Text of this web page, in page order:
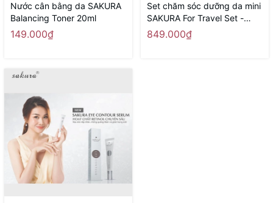
Nước cân bằng da SAKURA
Balancing Toner 20ml
149.000₫
Set chăm sóc dưỡng da mini
SAKURA For Travel Set -
Hàng Nhật nội địa
849.000₫